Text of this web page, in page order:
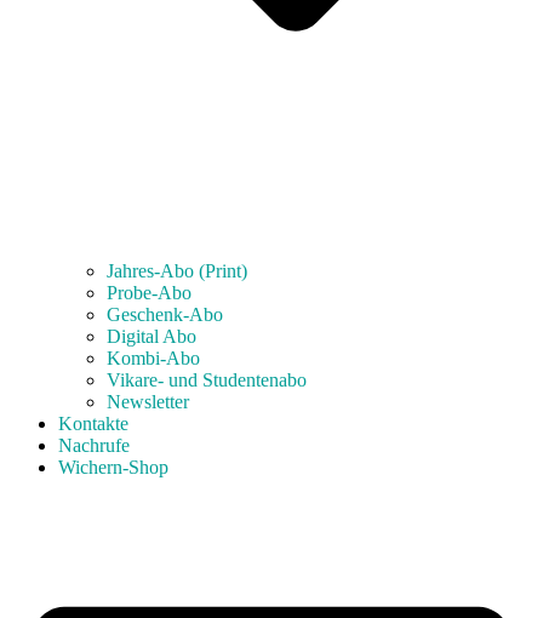
Jahres-Abo (Print)
Probe-Abo
Geschenk-Abo
Digital Abo
Kombi-Abo
Vikare- und Studentenabo
Newsletter
Kontakte
Nachrufe
Wichern-Shop